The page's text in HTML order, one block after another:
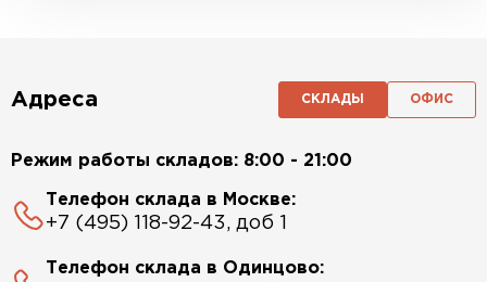
Адреса СКЛАДЫ ОФИС
Режим работы складов: 8:00 - 21:00
Телефон склада в Москве:
+7 (495) 118-92-43, доб 1
Телефон склада в Одинцово: